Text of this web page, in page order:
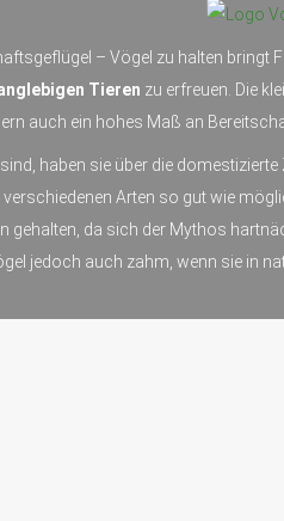
– Vögel zu halten bringt
Tieren zu erfreuen. Die
auch ein hohes Maß an
haben sie über die
Arten so gut wie
gehalten, da sich der Mythos
jedoch auch zahm, wenn sie in